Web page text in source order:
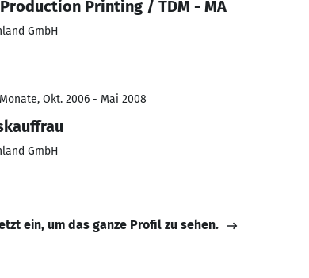
Printing / TDM - MA
GmbH
Okt. 2006 - Mai 2008
GmbH
ein, um das ganze Profil zu sehen.